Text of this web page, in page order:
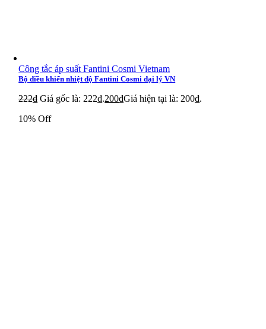
Công tắc áp suất Fantini Cosmi Vietnam
Bộ điều khiển nhiệt độ Fantini Cosmi đại lý VN
222₫ Giá gốc là: 222₫.200₫Giá hiện tại là: 200₫.
10% Off